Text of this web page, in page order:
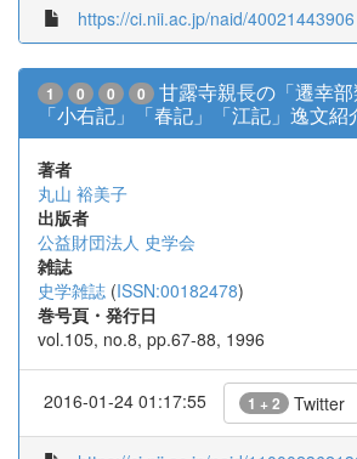
https://ci.nii.ac.jp/naid/40021443906
1 0 0 0
甘露寺親長の「遷幸
「小右記」「春記」「江記」逸文紹
著者
丸山 裕美子
出版者
公益財団法人 史学会
雑誌
史学雑誌 (ISSN:00182478)
巻号頁・発行日
vol.105, no.8, pp.67-88, 1996
2016-01-24 01:17:55 1 + 2 Twitter